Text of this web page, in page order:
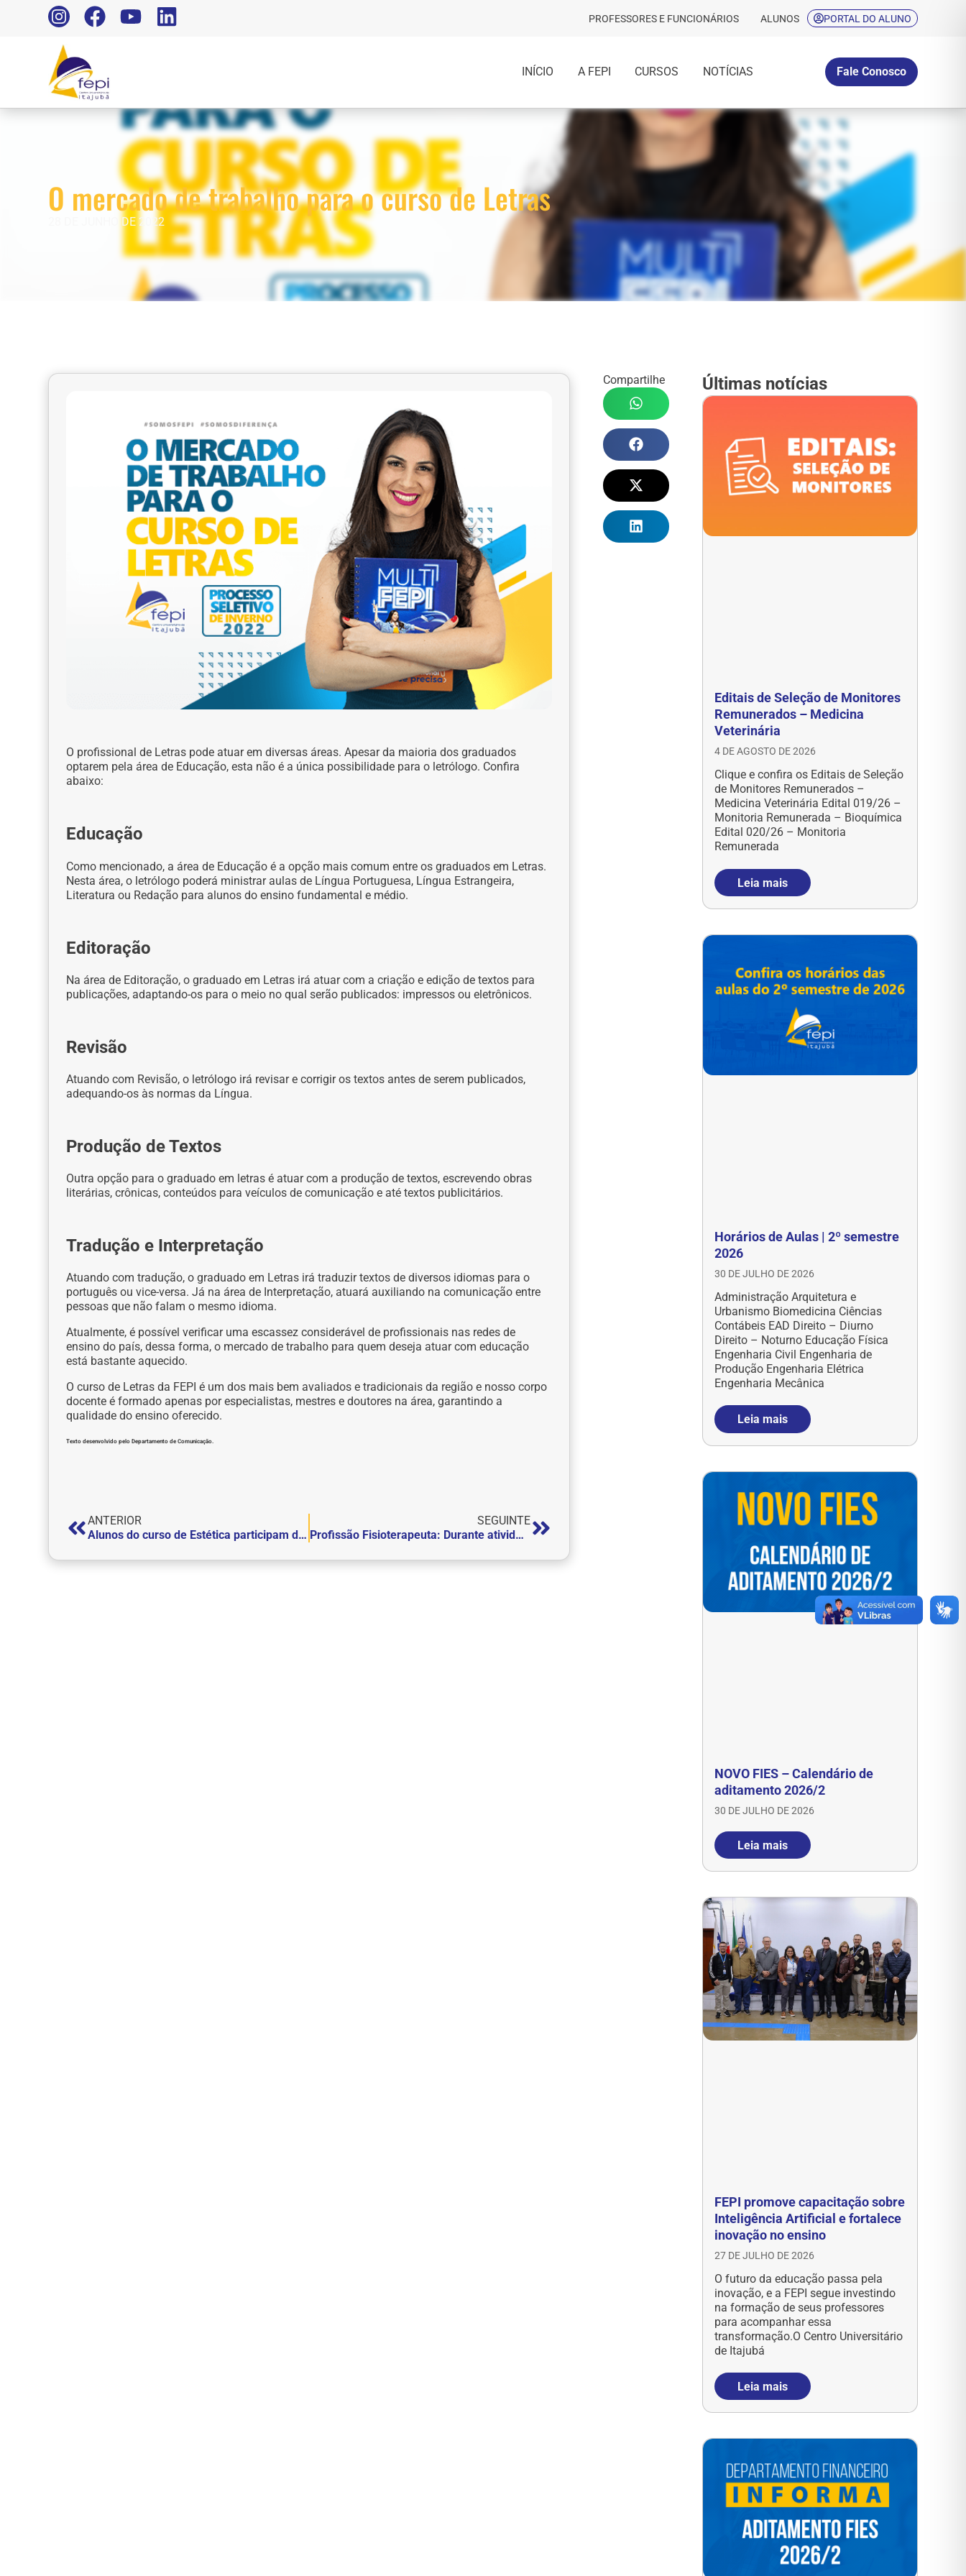
PROFESSORES E FUNCIONÁRIOS ALUNOS PORTAL DO ALUNO
INÍCIO A FEPI CURSOS NOTÍCIAS Fale Conosco
O mercado de trabalho para o curso de Letras
28 DE JUNHO DE 2022
O profissional de Letras pode atuar em diversas áreas. Apesar da maioria dos graduados
optarem pela área de Educação, esta não é a única possibilidade para o letrólogo. Confira
abaixo:
Educação
Como mencionado, a área de Educação é a opção mais comum entre os graduados em Letras.
Nesta área, o letrólogo poderá ministrar aulas de Língua Portuguesa, Língua Estrangeira,
Literatura ou Redação para alunos do ensino fundamental e médio.
Editoração
Na área de Editoração, o graduado em Letras irá atuar com a criação e edição de textos para
publicações, adaptando-os para o meio no qual serão publicados: impressos ou eletrônicos.
Revisão
Atuando com Revisão, o letrólogo irá revisar e corrigir os textos antes de serem publicados,
adequando-os às normas da Língua.
Produção de Textos
Outra opção para o graduado em letras é atuar com a produção de textos, escrevendo obras
literárias, crônicas, conteúdos para veículos de comunicação e até textos publicitários.
Tradução e Interpretação
Atuando com tradução, o graduado em Letras irá traduzir textos de diversos idiomas para o
português ou vice-versa. Já na área de Interpretação, atuará auxiliando na comunicação entre
pessoas que não falam o mesmo idioma.
Atualmente, é possível verificar uma escassez considerável de profissionais nas redes de
ensino do país, dessa forma, o mercado de trabalho para quem deseja atuar com educação
está bastante aquecido.
O curso de Letras da FEPI é um dos mais bem avaliados e tradicionais da região e nosso corpo
docente é formado apenas por especialistas, mestres e doutores na área, garantindo a
qualidade do ensino oferecido.
Texto desenvolvido pelo Departamento de Comunicação.
ANTERIOR
Alunos do curso de Estética participam de workshop sobre epilação à laser
SEGUINTE
Profissão Fisioterapeuta: Durante atividades de extensão, alunos realizam orientações posturais para funcionários da FEPI
Compartilhe Últimas notícias
Editais de Seleção de Monitores
Remunerados – Medicina
Veterinária
4 DE AGOSTO DE 2026
Clique e confira os Editais de Seleção
de Monitores Remunerados –
Medicina Veterinária Edital 019/26 –
Monitoria Remunerada – Bioquímica
Edital 020/26 – Monitoria
Remunerada
Leia mais
Horários de Aulas | 2º semestre
2026
30 DE JULHO DE 2026
Administração Arquitetura e
Urbanismo Biomedicina Ciências
Contábeis EAD Direito – Diurno
Direito – Noturno Educação Física
Engenharia Civil Engenharia de
Produção Engenharia Elétrica
Engenharia Mecânica
Leia mais
NOVO FIES – Calendário de
aditamento 2026/2
30 DE JULHO DE 2026
Leia mais
FEPI promove capacitação sobre
Inteligência Artificial e fortalece
inovação no ensino
27 DE JULHO DE 2026
O futuro da educação passa pela
inovação, e a FEPI segue investindo
na formação de seus professores
para acompanhar essa
transformação.O Centro Universitário
de Itajubá
Leia mais